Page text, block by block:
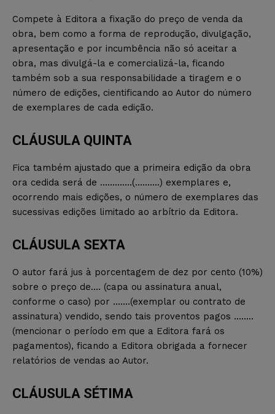
Compete à Editora a fixação do preço de venda da
obra, bem como a forma de reprodução, divulgação,
apresentação e por incumbência não só aceitar a
obra, mas divulgá-la e comercializá-la, ficando
também sob a sua responsabilidade a tiragem e o
número de edições, cientificando ao Autor do número
de exemplares de cada edição.
CLÁUSULA QUINTA
Fica também ajustado que a primeira edição da obra
ora cedida será de ………….(……….) exemplares e,
ocorrendo mais edições, o número de exemplares das
sucessivas edições limitado ao arbítrio da Editora.
CLÁUSULA SEXTA
O autor fará jus à porcentagem de dez por cento (10%)
sobre o preço de…. (capa ou assinatura anual,
conforme o caso) por …….(exemplar ou contrato de
assinatura) vendido, sendo tais proventos pagos ……..
(mencionar o período em que a Editora fará os
pagamentos), ficando a Editora obrigada a fornecer
relatórios de vendas ao Autor.
CLÁUSULA SÉTIMA